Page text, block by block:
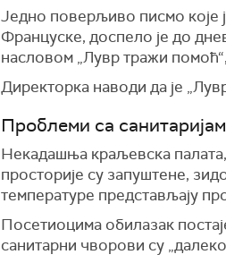
Једно поверљиво писмо које
Француске, доспело је до
насловом „Лувр тражи
Директорка наводи да је
Проблеми са
Некадашња краљевска
просторије су запуштене,
температуре представљају
Посетиоцима обилазак
санитарни чворови су